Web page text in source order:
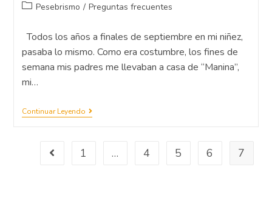
Pesebrismo / Preguntas frecuentes
Todos los años a finales de septiembre en mi niñez,
pasaba lo mismo. Como era costumbre, los fines de
semana mis padres me llevaban a casa de “Manina”,
mi…
Continuar Leyendo
1 … 4 5 6 7